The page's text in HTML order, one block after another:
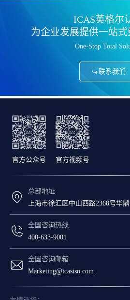
ICAS英格尔
为企业发展提供一站
One-Stop Total
联系我们
官方公众号 官方视频号
总部地址
上海市徐汇区中山西路2368号华
全国咨询热线
400-633-9001
全国咨询邮箱
Marketing@icasiso.com